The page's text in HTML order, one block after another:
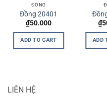
ĐỒNG
Đồng 20401
₫50.000
ADD TO CART
₫
ADD
LIÊN HỆ